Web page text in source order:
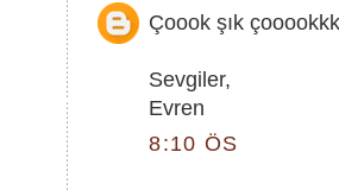
Çoook şık
Sevgiler,
Evren
8:10 ÖS